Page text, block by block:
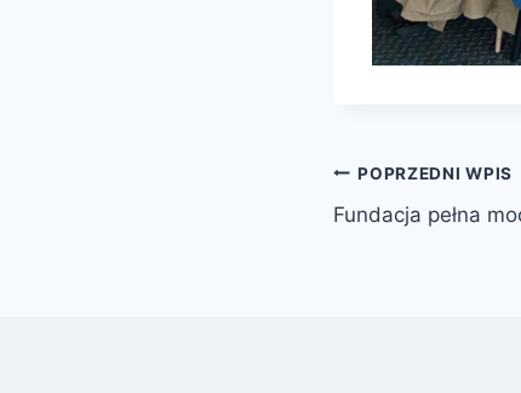
Nawigacja
wpisu
POPRZEDNI WPIS
Fundacja pełna